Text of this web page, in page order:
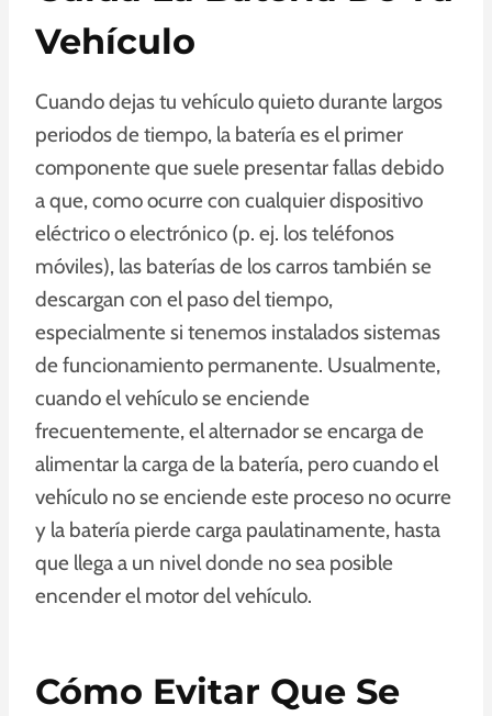
Vehículo
Cuando dejas tu vehículo quieto durante largos
periodos de tiempo, la batería es el primer
componente que suele presentar fallas debido
a que, como ocurre con cualquier dispositivo
eléctrico o electrónico (p. ej. los teléfonos
móviles), las baterías de los carros también se
descargan con el paso del tiempo,
especialmente si tenemos instalados sistemas
de funcionamiento permanente. Usualmente,
cuando el vehículo se enciende
frecuentemente, el alternador se encarga de
alimentar la carga de la batería, pero cuando el
vehículo no se enciende este proceso no ocurre
y la batería pierde carga paulatinamente, hasta
que llega a un nivel donde no sea posible
encender el motor del vehículo.
Cómo Evitar Que Se